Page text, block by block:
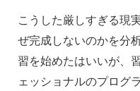
こうした厳しすぎる現
ぜ完成しないのかを分
習を始めたはいいが、
ェッショナルのプログ